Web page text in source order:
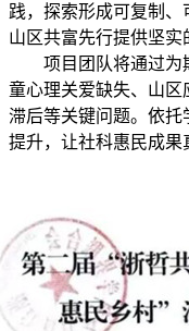
践，探索形成可复制
山区共富先行提供坚实
项目团队将通过为
童心理关爱缺失、山
滞后等关键问题。依
提升，让社科惠民成果